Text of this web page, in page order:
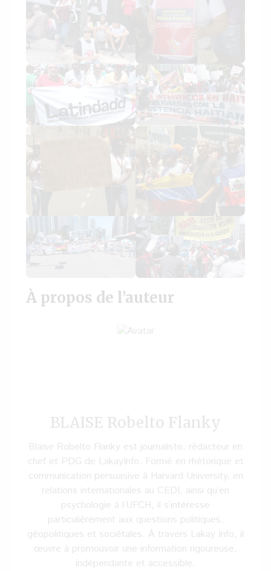
À propos de l’auteur
BLAISE Robelto Flanky
Blaise Robelto Flanky est journaliste, rédacteur en
chef et PDG de LakayInfo. Formé en rhétorique et
communication persuasive à Harvard University, en
relations internationales au CEDI, ainsi qu’en
psychologie à l’UFCH, il s’intéresse
particulièrement aux questions politiques,
géopolitiques et sociétales. À travers Lakay Info, il
œuvre à promouvoir une information rigoureuse,
indépendante et accessible.